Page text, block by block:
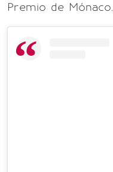
Premio de Mónaco.